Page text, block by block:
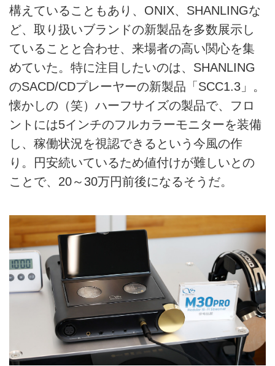
構えていることもあり、ONIX、SHANLINGな
ど、取り扱いブランドの新製品を多数展示し
ていることと合わせ、来場者の高い関心を集
めていた。特に注目したいのは、SHANLING
のSACD/CDプレーヤーの新製品「SCC1.3」。
懐かしの（笑）ハーフサイズの製品で、フロ
ントには5インチのフルカラーモニターを装備
し、稼働状況を視認できるという今風の作
り。円安続いているため値付けが難しいとの
ことで、20～30万円前後になるそうだ。